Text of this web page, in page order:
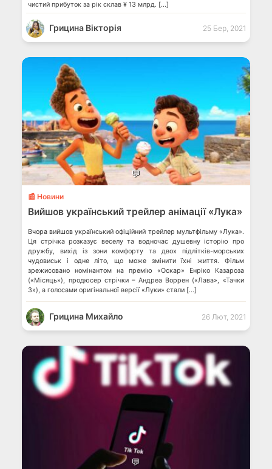
чистий прибуток за рік склав ¥ 13 млрд. […]
Грицина Вікторія 25 Бер, 2021
💬
📰 Новини
Вийшов український трейлер анімації «Лука»
Вчора вийшов український офіційний трейлер мультфільму «Лука».
Ця стрічка розказує веселу та водночас душевну історію про
дружбу, вихід із зони комфорту та двох підлітків-морських
чудовиськ і одне літо, що може змінити їхні життя. Фільм
зрежисовано номінантом на премію «Оскар» Енріко Казароза
(«Місяць»), продюсер стрічки – Андреа Воррен («Лава», «Тачки
3»), а голосами оригінальної версії «Луки» стали […]
Грицина Михайло 26 Лют, 2021
💬